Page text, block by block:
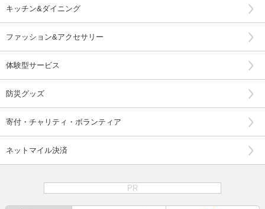
キッチン&ダイニング
ファッション&アクセサリー
体験型サービス
防災グッズ
寄付・チャリティ・ボランティア
ネットマイル決済
PR